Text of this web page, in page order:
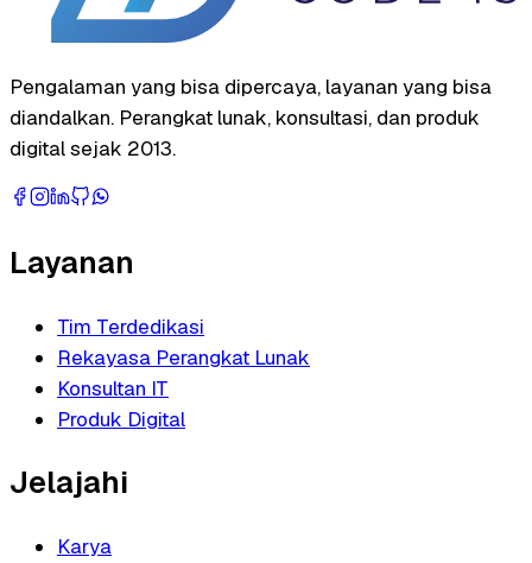
Pengalaman yang bisa dipercaya, layanan yang bisa
diandalkan. Perangkat lunak, konsultasi, dan produk
digital sejak 2013.
Layanan
Tim Terdedikasi
Rekayasa Perangkat Lunak
Konsultan IT
Produk Digital
Jelajahi
Karya